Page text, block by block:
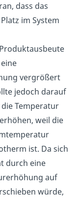
dass das
im System
vergrößert
jedoch darauf
Temperatur
weil die
ist. Da sich
durch eine
auf
würde,